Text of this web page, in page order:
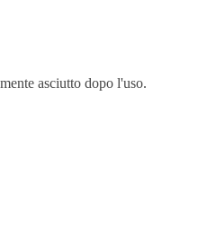
asciutto dopo l'uso.